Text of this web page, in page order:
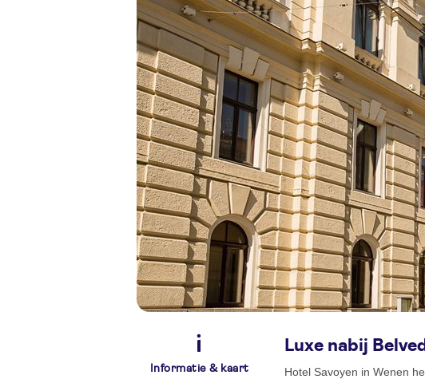
Informatie & kaart
Luxe nabij
Hotel Savoyen in Wenen